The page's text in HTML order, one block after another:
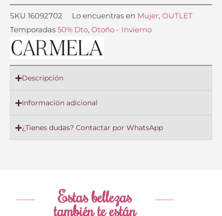
SKU 16092702 Lo encuentras en Mujer, OUTLET
Temporadas 50% Dto, Otoño - Invierno
Descripción
Información adicional
¿Tienes dudas? Contactar por WhatsApp
Estas bellezas
también te están